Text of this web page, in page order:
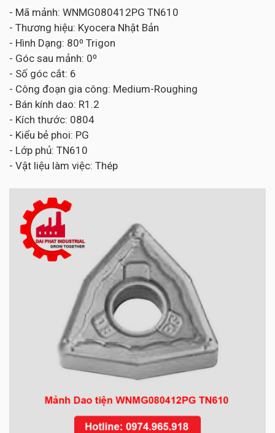
- Mã mảnh: WNMG080412PG TN610
- Thương hiệu: Kyocera Nhật Bản
- Hình Dạng: 80⁰ Trigon
- Góc sau mảnh: 0⁰
- Số góc cắt: 6
- Công đoạn gia công: Medium-Roughing
- Bán kính dao: R1.2
- Kích thước: 0804
- Kiểu bẻ phoi: PG
- Lớp phủ: TN610
- Vật liệu làm việc: Thép